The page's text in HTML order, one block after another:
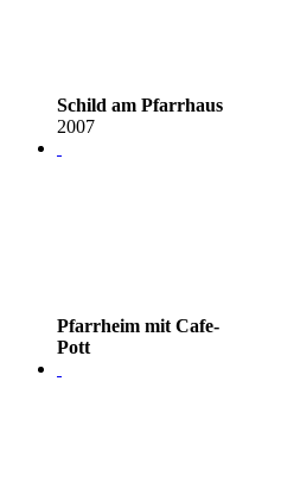
Schild am Pfarrhaus
2007
Pfarrheim mit Cafe-
Pott